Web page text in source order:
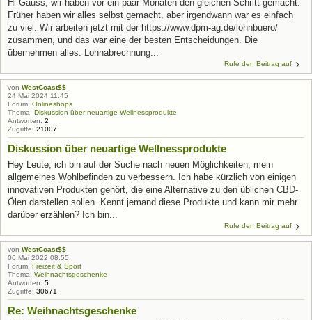
Hi Gauss, wir haben vor ein paar Monaten den gleichen Schritt gemacht.
Früher haben wir alles selbst gemacht, aber irgendwann war es einfach
zu viel. Wir arbeiten jetzt mit der https://www.dpm-ag.de/lohnbuero/
zusammen, und das war eine der besten Entscheidungen. Die
übernehmen alles: Lohnabrechnung...
Rufe den Beitrag auf
von WestCoast$$
24 Mai 2024 11:45
Forum: Onlineshops
Thema: Diskussion über neuartige Wellnessprodukte
Antworten: 2
Zugriffe: 21007
Diskussion über neuartige Wellnessprodukte
Hey Leute, ich bin auf der Suche nach neuen Möglichkeiten, mein
allgemeines Wohlbefinden zu verbessern. Ich habe kürzlich von einigen
innovativen Produkten gehört, die eine Alternative zu den üblichen CBD-
Ölen darstellen sollen. Kennt jemand diese Produkte und kann mir mehr
darüber erzählen? Ich bin...
Rufe den Beitrag auf
von WestCoast$$
06 Mai 2022 08:55
Forum: Freizeit & Sport
Thema: Weihnachtsgeschenke
Antworten: 5
Zugriffe: 30671
Re: Weihnachtsgeschenke